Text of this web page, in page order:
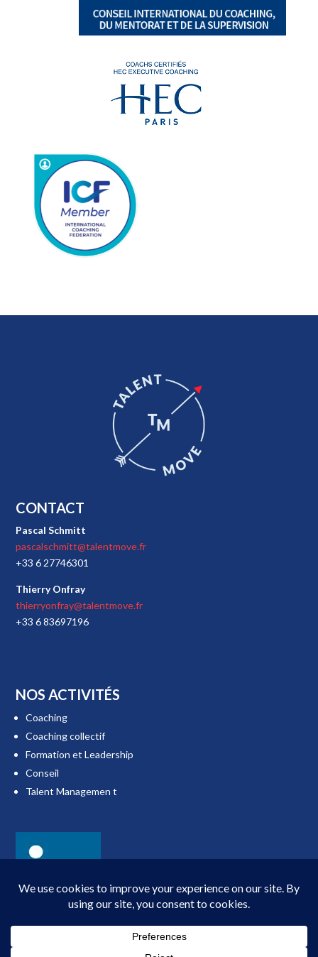
CONTACT
Pascal Schmitt
pascalschmitt@talentmove.fr
+33 6 27746301
Thierry Onfray
thierryonfray@talentmove.fr
+33 6 83697196
NOS ACTIVITÉS
Coaching
Coaching collectif
Formation et Leadership
Conseil
Talent Managemen t
SUIVEZ NOUS SUR LINKEDIN...